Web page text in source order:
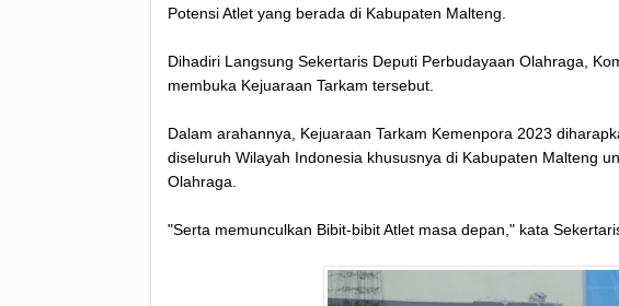
Potensi Atlet yang berada di Kabupaten Malteng.
Dihadiri Langsung Sekertaris Deputi Perbudayaan Olahraga,
membuka Kejuaraan Tarkam tersebut.
Dalam arahannya, Kejuaraan Tarkam Kemenpora 2023
diseluruh Wilayah Indonesia khususnya di Kabupaten Malteng
Olahraga.
"Serta memunculkan Bibit-bibit Atlet masa depan," kata